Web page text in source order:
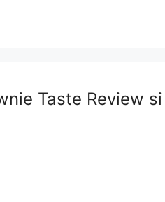
Taste Review si